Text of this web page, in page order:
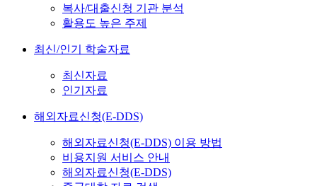
복사/대출신청 기관 분석
활용도 높은 주제
최신/인기 학술자료
최신자료
인기자료
해외자료신청(E-DDS)
해외자료신청(E-DDS) 이용 방법
비용지원 서비스 안내
해외자료신청(E-DDS)